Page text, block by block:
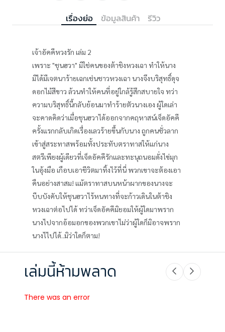
เรื่องย่อ ข้อมูลสินค้า รีวิว
เจ้าอัคคีหวงรัก เล่ม 2
เพราะ "ชุนฮวา" มิใช่คนของต้าชิงหวงเฉา ทำให้นาง
มิได้มีเจตนาร้ายเฉกเช่นชาวหวงเฉา นางจึงบริสุทธิ์ดุจ
ดอกไม้สีขาว ล้วนทำให้คนที่อยู่ใกล้รู้สึกสบายใจ ทว่า
ความบริสุทธิ์นี้กลับย้อนมาทำร้ายตัวนางเอง ผู้ใดเล่า
จะคาดคิดว่าเมื่อชุนฮวาได้ออกจากคฤหาสน์เจ็ดอัคคี
ครั้งแรกกลับเกิดเรื่องเลวร้ายขึ้นกับนาง ถูกคนชั่วลาก
เข้าสู่สระทาสพร้อมทั้งประทับตราทาสให้แก่นาง
สตรีเพียงผู้เดียวที่เจ็ดอัคคีรักและทะนุถนอมดั่งไข่มุก
ในอุ้งมือ เกือบเอาชีวิตมาทิ้งไว้ที่นี่ พวกเขาจะต้องเอา
คืนอย่างสาสม! แม้ตราทาสบนหน้าผากของนางจะ
บีบบังคับให้ชุนฮวาไร้หนทางที่จะก้าวเดินในต้าชิง
หวงเฉาต่อไปได้ ทว่าเจ็ดอัคคีมิยอมให้ผู้ใดมาพราก
นางไปจากอ้อมอกของพวกเขาไม่ว่าผู้ใดก็มิอาจพราก
นางไไปได้..มิว่าใดก็ตาม!
เล่มนี้ห้ามพลาด
There was an error